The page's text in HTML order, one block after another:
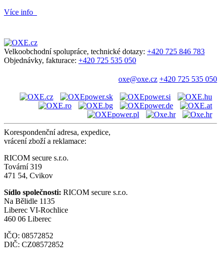
Více info
Velkoobchodní spolupráce, technické dotazy: +420 725 846 783
Objednávky, fakturace: +420 725 535 050
oxe@oxe.cz +420 725 535 050
Korespondenční adresa, expedice,
vrácení zboží a reklamace:
RICOM secure s.r.o.
Tovární 319
471 54, Cvikov
Sídlo společnosti: RICOM secure s.r.o.
Na Bělidle 1135
Liberec VI-Rochlice
460 06 Liberec
IČO: 08572852
DIČ: CZ08572852